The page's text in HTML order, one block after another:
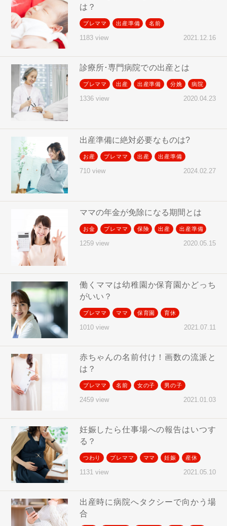
は？
プレママ 出産準備 名前
1183 view 2021.12.16
診療所･専門病院での出産とは
プレママ 出産 出産準備 分娩 病院
1336 view 2020.04.23
出産準備に絶対必要なものは?
お産 プレママ 出産 出産準備
710 view 2024.02.27
ママの年金が免除になる期間とは
お金 プレママ 保険 出産 出産準備
1259 view 2020.05.15
働くママは幼稚園か保育園かどっち
がいい？
プレママ ママ 保育園 育休
1010 view 2021.07.11
赤ちゃんの名前付け！画数の流派と
は？
プレママ 名前 女の子 男の子
2459 view 2021.01.03
妊娠したら仕事場への報告はいつす
る？
つわり プレママ ママ 妊娠 産休
1131 view 2021.05.10
出産時に病院へタクシーで向かう場
合